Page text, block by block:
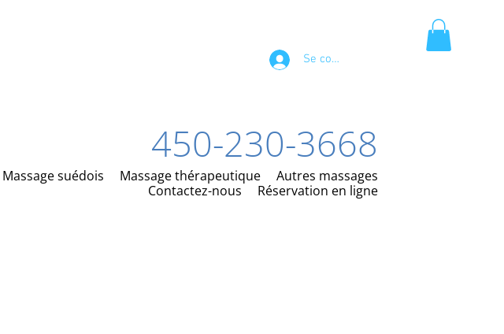
Se connecter
450-230-3668
Massage suédois Massage thérapeutique
Autres massages
Contactez-nous
Réservation en ligne